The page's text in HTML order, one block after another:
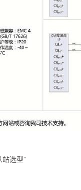
选型”